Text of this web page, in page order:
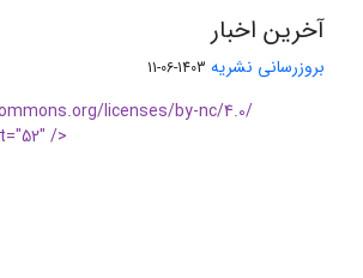
آخرین اخبار
بروزرسانی نشریه 1403-06-11
licenses/by-nc/4.0/
/>